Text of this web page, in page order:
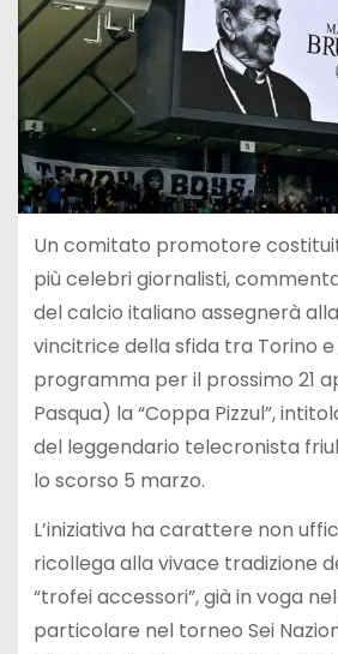
Un comitato promotore
più celebri giornalisti,
del calcio italiano assegnerà
vincitrice della sfida tra Torino e
programma per il prossimo 21
Pasqua) la “Coppa Pizzul”,
del leggendario telecronista
lo scorso 5 marzo.
L’iniziativa ha carattere non
ricollega alla vivace tradizione
“trofei accessori”, già in voga
particolare nel torneo Sei